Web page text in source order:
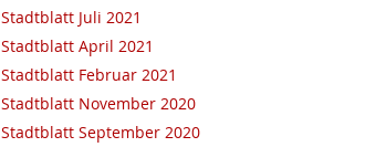
Stadtblatt Juli 2021
Stadtblatt April 2021
Stadtblatt Februar 2021
Stadtblatt November 2020
Stadtblatt September 2020